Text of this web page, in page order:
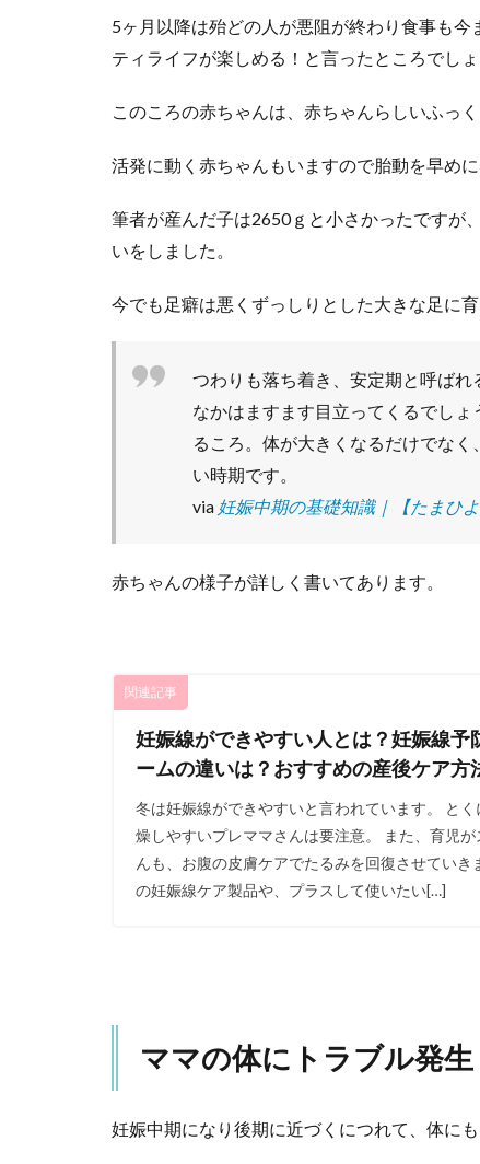
3.1
おす
すめ
5ヶ月以降は殆どの人が悪阻が終わり食事も
ティライフが楽しめる！と言ったところでしょ
このころの赤ちゃんは、赤ちゃんらしいふっ
活発に動く赤ちゃんもいますので胎動を早め
筆者が産んだ子は2650ｇと小さかったですが
いをしました。
今でも足癖は悪くずっしりとした大きな足に育
つわりも落ち着き、安定期と呼ば
なかはますます目立ってくるでし
るころ。体が大きくなるだけでな
い時期です。
via 妊娠中期の基礎知識｜【たまひよ
赤ちゃんの様子が詳しく書いてあります。
関連記事
妊娠線ができやすい人とは？妊娠線予
ームの違いは？おすすめの産後ケア方
冬は妊娠線ができやすいと言われています。 と
燥しやすいプレママさんは要注意。 また、育児が
んも、お腹の皮膚ケアでたるみを回復させていき
の妊娠線ケア製品や、プラスして使いたい[…]
ママの体にトラブル発生
妊娠中期になり後期に近づくにつれて、体に